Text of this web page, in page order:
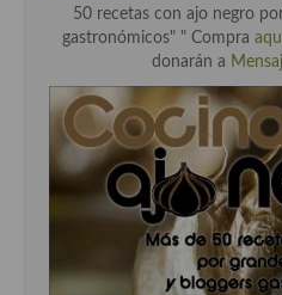
50 recetas con ajo negro
gastronómicos" " Compra
donarán a